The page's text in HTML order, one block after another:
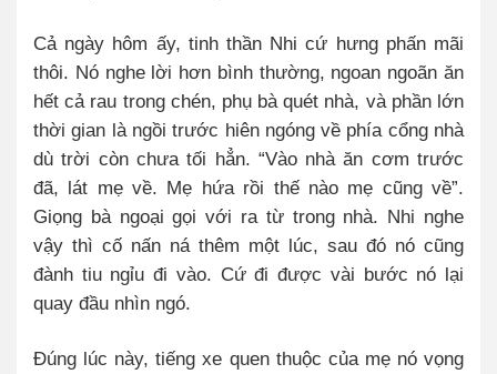
Cả ngày hôm ấy, tinh thần Nhi cứ hưng phấn mãi
thôi. Nó nghe lời hơn bình thường, ngoan ngoãn ăn
hết cả rau trong chén, phụ bà quét nhà, và phần lớn
thời gian là ngồi trước hiên ngóng về phía cổng nhà
dù trời còn chưa tối hẳn. “Vào nhà ăn cơm trước
đã, lát mẹ về. Mẹ hứa rồi thế nào mẹ cũng về”.
Giọng bà ngoại gọi với ra từ trong nhà. Nhi nghe
vậy thì cố nấn ná thêm một lúc, sau đó nó cũng
đành tiu ngỉu đi vào. Cứ đi được vài bước nó lại
quay đầu nhìn ngó.
Đúng lúc này, tiếng xe quen thuộc của mẹ nó vọng